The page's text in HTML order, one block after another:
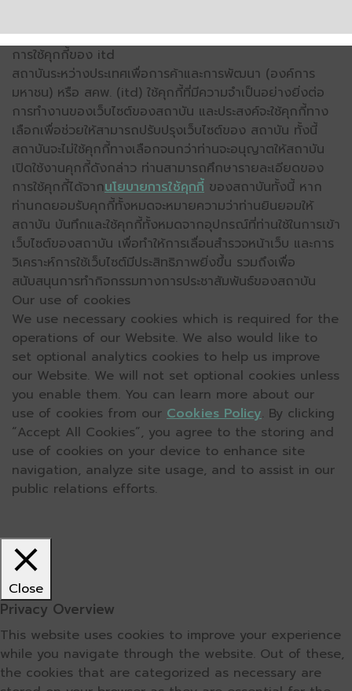
การใช้คุกกี้ของ itd
สถาบันระหว่างประเทศเพื่อการค้าและการพัฒนา (องค์การ
มหาชน) หรือ สคพ. (itd) ใช้คุกกี้ที่มีความจำเป็นอย่างยิ่งต่อ
การทำงานของเว็บไซต์ของสถาบัน และประสงค์จะใช้คุกกี้ทาง
เลือกเพื่อช่วยให้สามารถปรับปรุงเว็บไซต์ของ สถาบัน ทั้งนี้
สถาบันจะไม่ใช้คุกกี้ทางเลือกจนกว่าท่านจะอนุญาตให้สถาบัน
เปิดใช้งานคุกกี้ดังกล่าว ท่านสามารถศึกษารายละเอียดของ
การใช้คุกกี้ได้จากนโยบายการใช้คุกกี้ ของสถาบันทั้งนี้ หาก
ท่านกดยอมรับคุกกี้ทั้งหมดจะหมายความว่าท่านยินยอมให้
สถาบัน บันทึกและใช้คุกกี้ทั้งหมดจากอุปกรณ์ที่ท่านใช้ในการเข้า
เว็บไซต์ของสถาบัน เพื่อทำให้การเลื่อนสำรวจหน้าเว็บ และการ
วิเคราะห์การใช้เว็บไซต์มีประสิทธิภาพยิ่งขึ้น รวมถึงเพื่อ
สนับสนุนการทำกิจกรรมทางการประชาสัมพันธ์ของสถาบัน
Our use of cookies
We use necessary cookies which is required for the
operations of our Website. We also would like to
set optional analytics cookies to help us improve
our Website. We will not set optional cookies unless
you enable them. You can learn more about our
use of cookies from our Cookies Policy. By clicking
“Accept All Cookies”, you agree to the storing and
use of cookies on your device to enhance site
navigation, analyze site usage, and to assist in our
public relations efforts.
Close
Privacy Overview
This website uses cookies to improve your experience
while you navigate through the website. Out of these,
the cookies that are categorized as necessary are